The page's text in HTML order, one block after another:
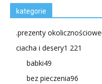
kategorie
.prezenty okolicznościowe
ciacha i desery1 221
babki49
bez pieczenia96